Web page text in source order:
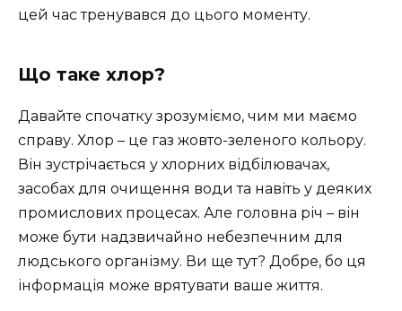
цей час тренувався до цього моменту.
Що таке хлор?
Давайте спочатку зрозуміємо, чим ми маємо
справу. Хлор – це газ жовто-зеленого кольору.
Він зустрічається у хлорних відбілювачах,
засобах для очищення води та навіть у деяких
промислових процесах. Але головна річ – він
може бути надзвичайно небезпечним для
людського організму. Ви ще тут? Добре, бо ця
інформація може врятувати ваше життя.